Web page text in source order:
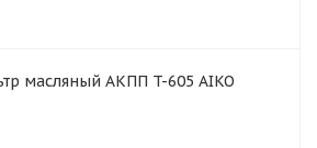
масляный АКПП T-605 AIKO